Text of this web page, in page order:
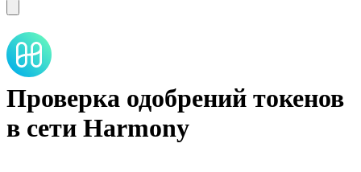
Проверка одобрений токенов
в сети Harmony